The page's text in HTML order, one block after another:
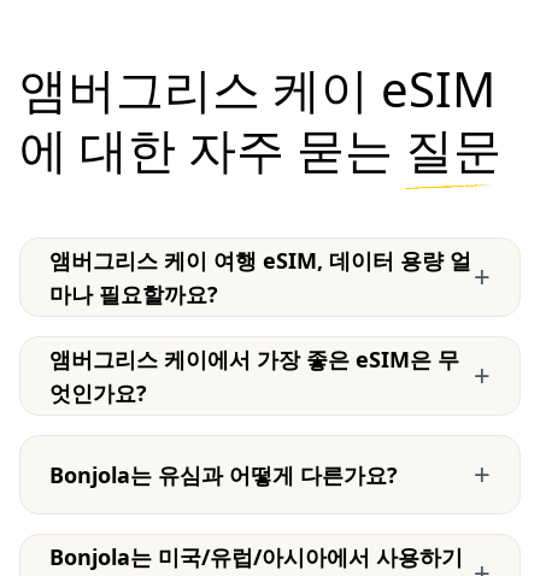
앰버그리스 케이 eSIM
에 대한 자주 묻는 질문
앰버그리스 케이 여행 eSIM, 데이터 용량 얼
마나 필요할까요?
+
앰버그리스 케이에서 가장 좋은 eSIM은 무
엇인가요?
+
Bonjola는 유심과 어떻게 다른가요? +
Bonjola는 미국/유럽/아시아에서 사용하기